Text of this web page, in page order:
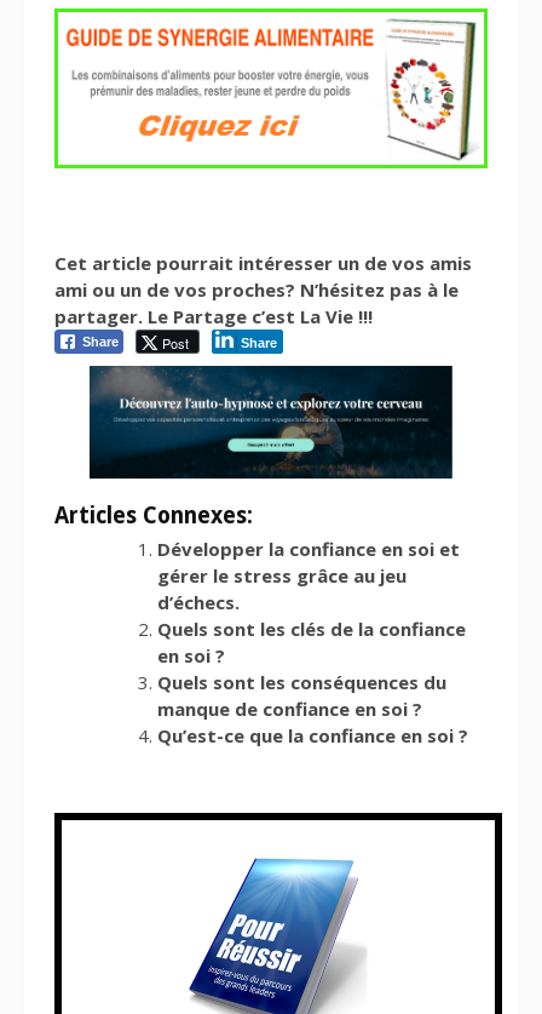
Cet article pourrait intéresser un de vos amis
ami ou un de vos proches? N’hésitez pas à le
partager. Le Partage c’est La Vie !!!
Share Post Share
Articles Connexes:
Développer la confiance en soi et
gérer le stress grâce au jeu
d’échecs.
Quels sont les clés de la confiance
en soi ?
Quels sont les conséquences du
manque de confiance en soi ?
Qu’est-ce que la confiance en soi ?